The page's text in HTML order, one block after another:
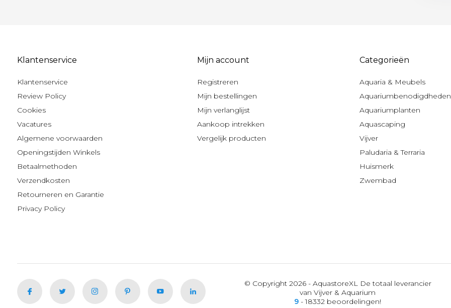
Klantenservice
Klantenservice
Review Policy
Cookies
Vacatures
Algemene voorwaarden
Openingstijden Winkels
Betaalmethoden
Verzendkosten
Retourneren en Garantie
Privacy Policy
Mijn account
Registreren
Mijn bestellingen
Mijn verlanglijst
Aankoop intrekken
Vergelijk producten
Categorieën
Aquaria & Meubels
Aquariumbenodigdheden
Aquariumplanten
Aquascaping
Vijver
Paludaria & Terraria
Huismerk
Zwembad
© Copyright 2026 - AquastoreXL De totaal leverancier
van Vijver & Aquarium
9 - 18332 beoordelingen!